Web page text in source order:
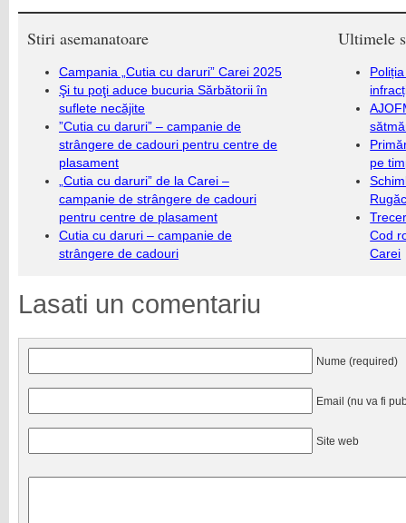
Stiri asemanatoare
Campania „Cutia cu daruri” Carei 2025
Şi tu poţi aduce bucuria Sărbătorii în
suflete necăjite
”Cutia cu daruri” – campanie de
strângere de cadouri pentru centre de
plasament
„Cutia cu daruri” de la Carei –
campanie de strângere de cadouri
pentru centre de plasament
Cutia cu daruri – campanie de
strângere de cadouri
Ultimele
pe
Cod
Carei
Lasati un comentariu
Nume (required)
Email (nu va fi
Site web